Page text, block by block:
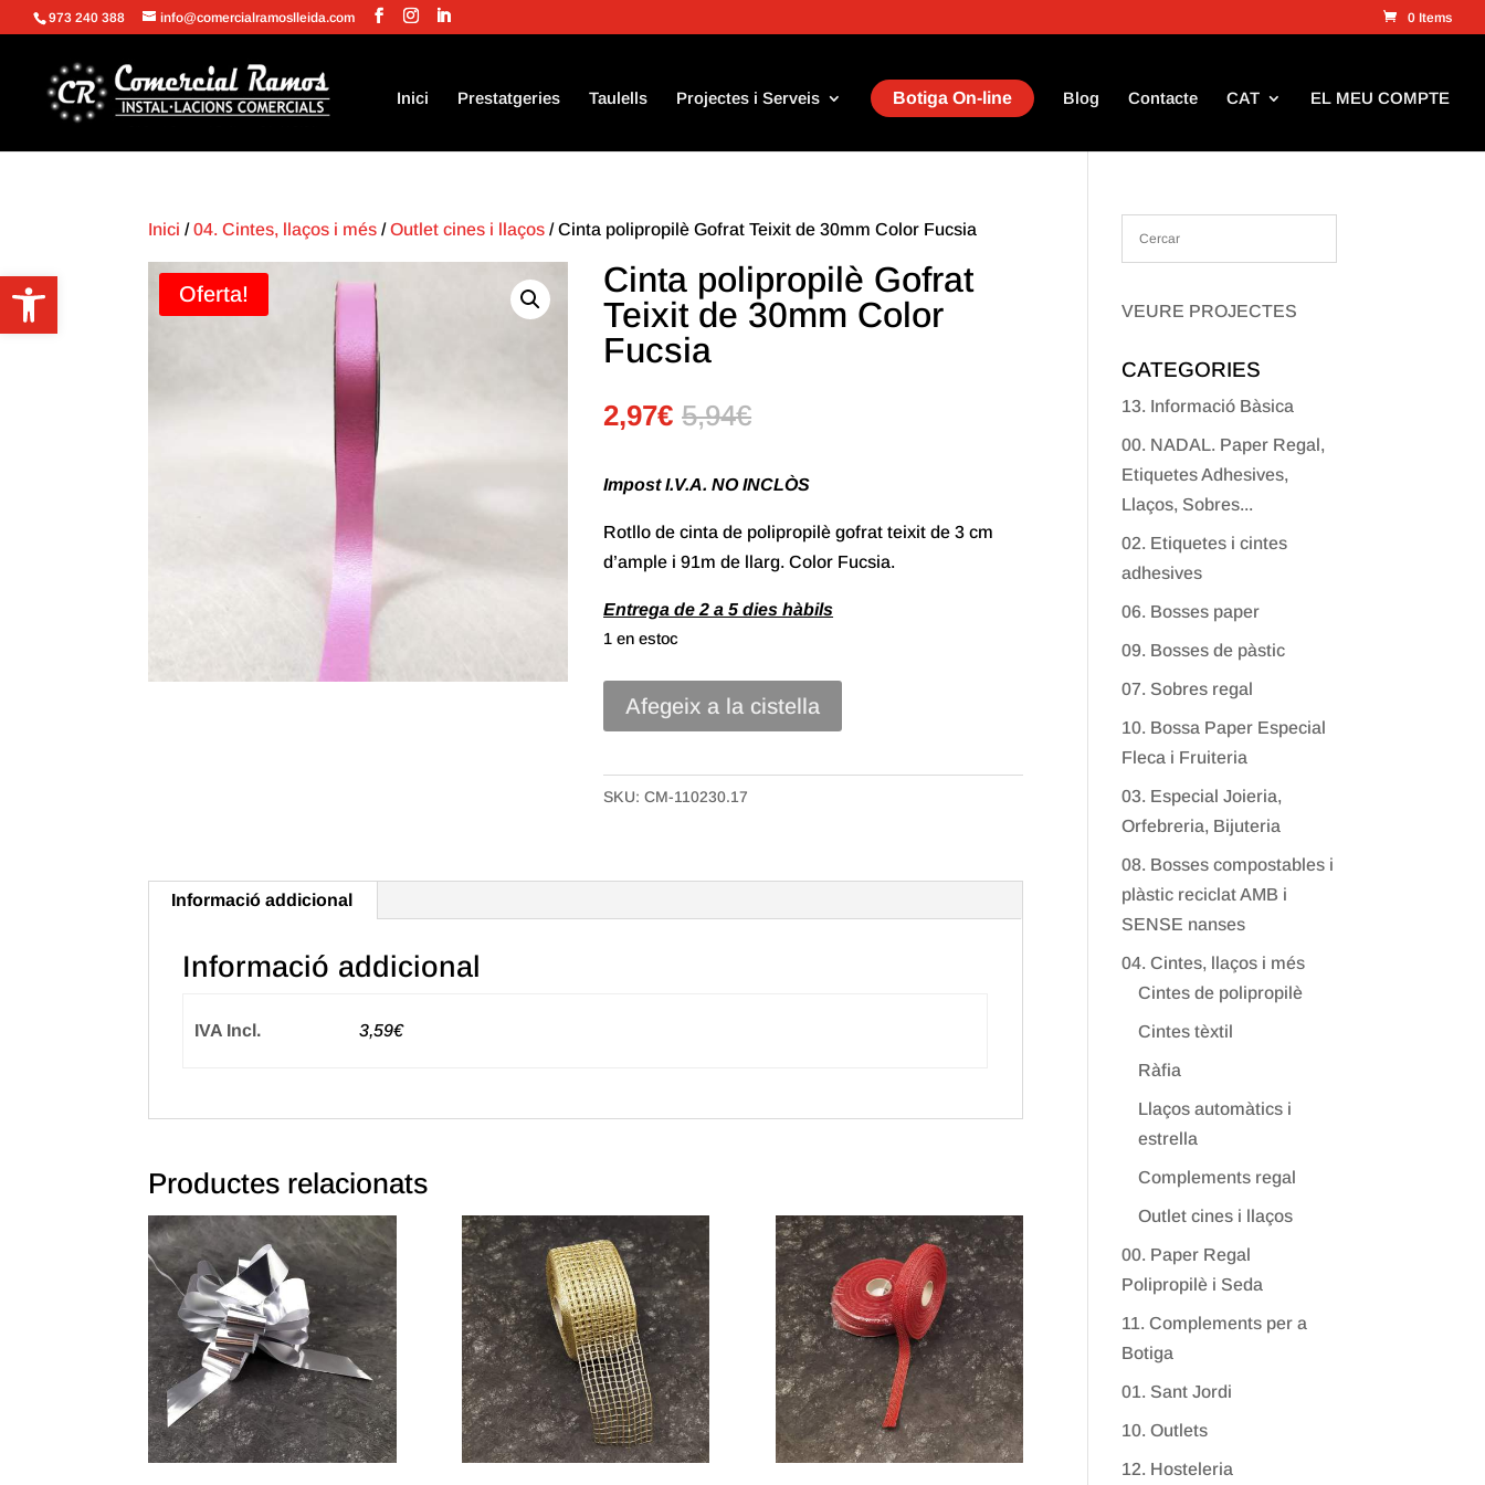
Obre la barra d'eines
973 240 388 info@comercialramoslleida.com 0 Items
Inici Prestatgeries Taulells Projectes i Serveis Botiga On-line Blog Contacte CAT EL MEU COMPTE
Inici /04. Cintes, llaços i més /Outlet cines i llaços / Cinta polipropilè Gofrat Teixit de 30mm Color Fucsia
Oferta!
Cinta polipropilè Gofrat
Teixit de 30mm Color
Fucsia
2,97€ 5,94€
Impost I.V.A. NO INCLÒS
Rotllo de cinta de polipropilè gofrat teixit de 3 cm
d’ample i 91m de llarg. Color Fucsia.
Entrega de 2 a 5 dies hàbils
1 en estoc
quantitat
Afegeix a la cistella
SKU:CM-110230.17
Informació addicional
Informació addicional
IVA Incl. 3,59€
Productes relacionats
VEURE PROJECTES
CATEGORIES
13. Informació Bàsica
00. NADAL. Paper Regal,
Etiquetes Adhesives,
Llaços, Sobres...
02. Etiquetes i cintes
adhesives
06. Bosses paper
09. Bosses de pàstic
07. Sobres regal
10. Bossa Paper Especial
Fleca i Fruiteria
03. Especial Joieria,
Orfebreria, Bijuteria
08. Bosses compostables i
plàstic reciclat AMB i
SENSE nanses
04. Cintes, llaços i més
Cintes de polipropilè
Cintes tèxtil
Ràfia
Llaços automàtics i
estrella
Complements regal
Outlet cines i llaços
00. Paper Regal
Polipropilè i Seda
11. Complements per a
Botiga
01. Sant Jordi
10. Outlets
12. Hosteleria